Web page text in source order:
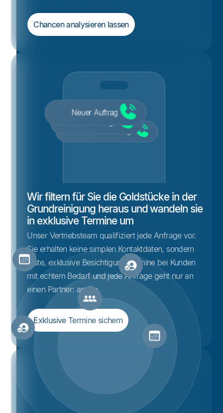
Chancen analysieren lassen
Neue Anfrage
Neue Terminanfrage
Wir filtern für Sie die Goldstücke in der
Grundreinigung heraus und wandeln sie
in exklusive Termine um
Unser Vertriebsteam qualifiziert jede Anfrage vor.
Sie erhalten keine simplen Kontaktdaten, sondern
feste, exklusive Besichtigungstermine bei Kunden
mit echtem Bedarf und jede Anfrage geht nur an
einen Partner: an Sie.
Exklusive Termine sichern